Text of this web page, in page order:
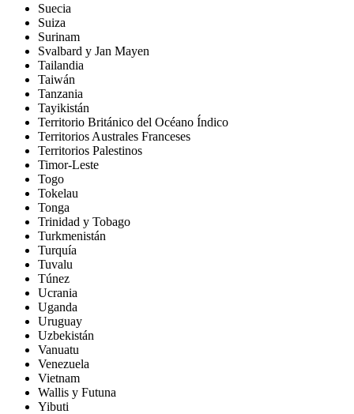
Suecia
Suiza
Surinam
Svalbard y Jan Mayen
Tailandia
Taiwán
Tanzania
Tayikistán
Territorio Británico del Océano Índico
Territorios Australes Franceses
Territorios Palestinos
Timor-Leste
Togo
Tokelau
Tonga
Trinidad y Tobago
Turkmenistán
Turquía
Tuvalu
Túnez
Ucrania
Uganda
Uruguay
Uzbekistán
Vanuatu
Venezuela
Vietnam
Wallis y Futuna
Yibuti